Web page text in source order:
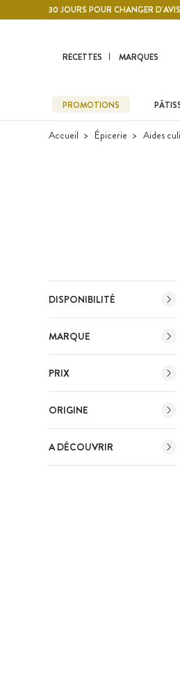
Contenu principal30 JOURS POUR CHANGER D'AVIS
RECETTES MARQUES
PROMOTIONS
Accueil Épicerie Aides
DISPONIBILITÉ
MARQUE
PRIX
ORIGINE
A DÉCOUVRIR